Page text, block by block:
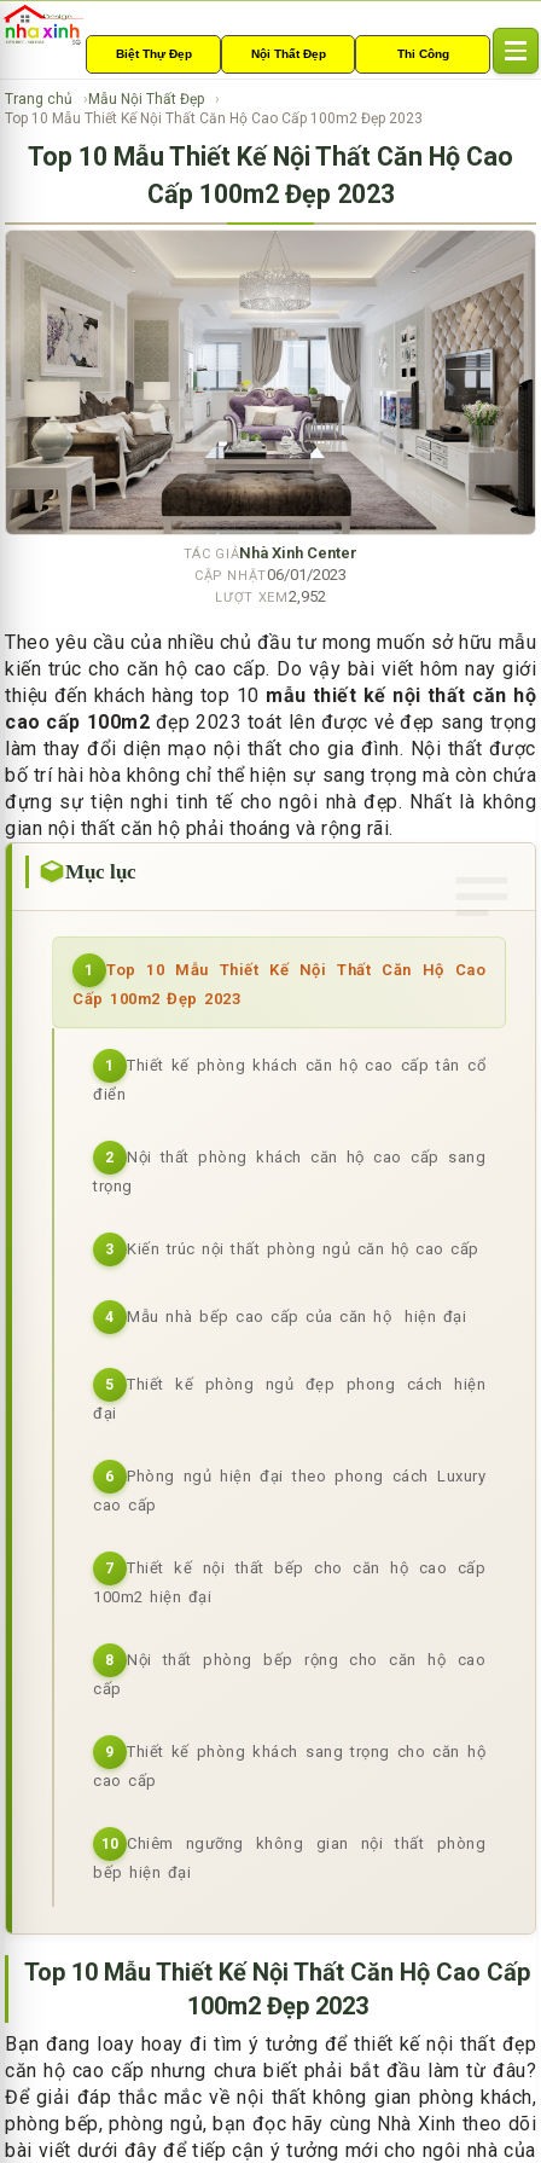
Biệt Thự Đẹp Nội Thất Đẹp Thi Công
l
a
i
g
a
t
i
o
n
Trang chủ
Mẫu Nội Thất Đẹp
Top 10 Mẫu Thiết Kế Nội Thất Căn Hộ Cao Cấp 100m2 Đẹp 2023
Top 10 Mẫu Thiết Kế Nội Thất Căn Hộ Cao
Cấp 100m2 Đẹp 2023
TÁC GIẢNhà Xinh Center
CẬP NHẬT06/01/2023
LƯỢT XEM2,952
Theo yêu cầu của nhiều chủ đầu tư mong muốn sở hữu mẫu
kiến trúc cho căn hộ cao cấp. Do vậy bài viết hôm nay giới
thiệu đến khách hàng top 10 mẫu thiết kế nội thất căn hộ
cao cấp 100m2 đẹp 2023 toát lên được vẻ đẹp sang trọng
làm thay đổi diện mạo nội thất cho gia đình. Nội thất được
bố trí hài hòa không chỉ thể hiện sự sang trọng mà còn chứa
đựng sự tiện nghi tinh tế cho ngôi nhà đẹp. Nhất là không
gian nội thất căn hộ phải thoáng và rộng rãi.
Mục lục
1
Top 10 Mẫu Thiết Kế Nội Thất Căn Hộ Cao
Cấp 100m2 Đẹp 2023
1
Thiết kế phòng khách căn hộ cao cấp tân cổ
điển
2
Nội thất phòng khách căn hộ cao cấp sang
trọng
3 Kiến trúc nội thất phòng ngủ căn hộ cao cấp
4 Mẫu nhà bếp cao cấp của căn hộ hiện đại
5
Thiết kế phòng ngủ đẹp phong cách hiện
đại
6
Phòng ngủ hiện đại theo phong cách Luxury
cao cấp
7
Thiết kế nội thất bếp cho căn hộ cao cấp
100m2 hiện đại
8
Nội thất phòng bếp rộng cho căn hộ cao
cấp
9
Thiết kế phòng khách sang trọng cho căn hộ
cao cấp
10 Chiêm ngưỡng không gian nội thất phòng
bếp hiện đại
Top 10 Mẫu Thiết Kế Nội Thất Căn Hộ Cao Cấp
100m2 Đẹp 2023
Bạn đang loay hoay đi tìm ý tưởng để thiết kế nội thất đẹp
căn hộ cao cấp nhưng chưa biết phải bắt đầu làm từ đâu?
Để giải đáp thắc mắc về nội thất không gian phòng khách,
phòng bếp, phòng ngủ, bạn đọc hãy cùng Nhà Xinh theo dõi
bài viết dưới đây để tiếp cận ý tưởng mới cho ngôi nhà của